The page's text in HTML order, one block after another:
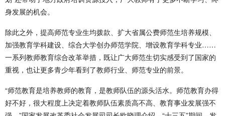
身发展的机会。
除此之外，提高师范专业生均拨款、扩大省属公费师范生培养规模、
加强教育学科建设、综合大学创办师范学院、增设教育学科专业……
一系列教师教育综合改革举措，既让广大师范生切实感受到了国家的
重视，也让更多青少年看到了教师行业、师范专业的前景。
“师范教育是培养教师的教育，是教师队伍的源头活水。师范教育办得
好不好，很大程度上决定着教师队伍素质高不高、教育事业发展强不